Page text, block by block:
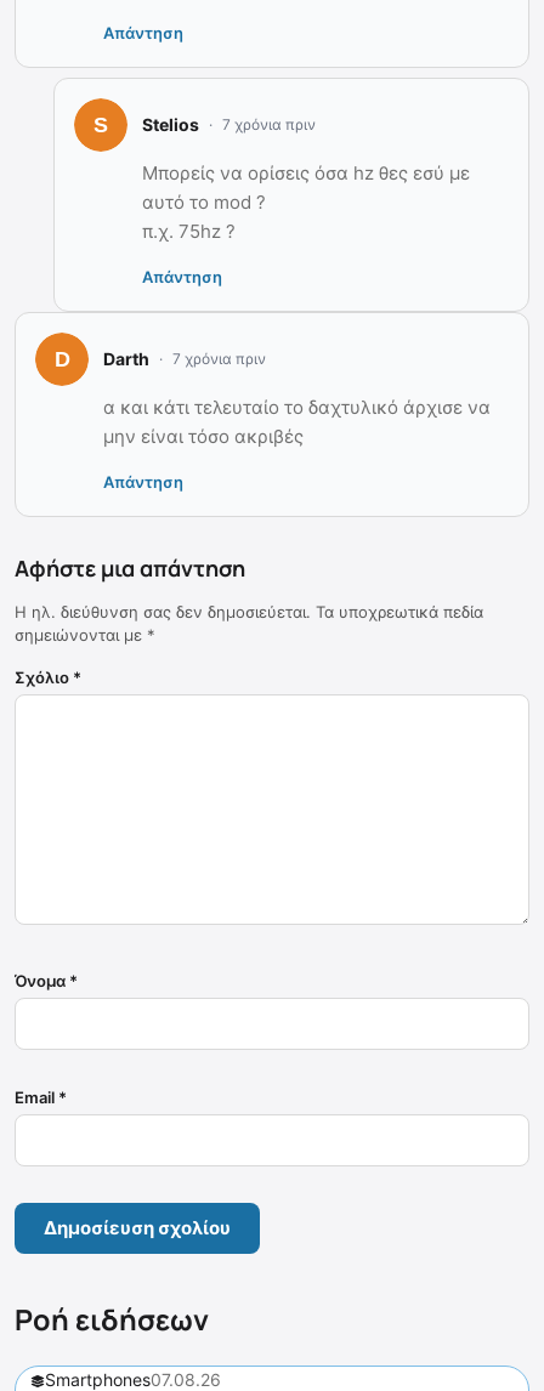
Απάντηση
Stelios 7 χρόνια πριν
Μπορείς να ορίσεις όσα hz θες εσύ με
αυτό το mod ?
π.χ. 75hz ?
Απάντηση
Darth 7 χρόνια πριν
α και κάτι τελευταίο το δαχτυλικό άρχισε να
μην είναι τόσο ακριβές
Απάντηση
Αφήστε μια απάντηση
Η ηλ. διεύθυνση σας δεν δημοσιεύεται. Τα υποχρεωτικά πεδία
σημειώνονται με *
Σχόλιο *
Όνομα *
Email *
Ροή ειδήσεων
Smartphones07.08.26